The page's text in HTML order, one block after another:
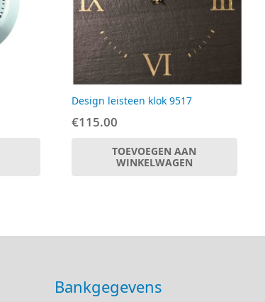
Design leisteen klok 9517
€115.00
TOEVOEGEN AAN
WINKELWAGEN
Bankgegevens